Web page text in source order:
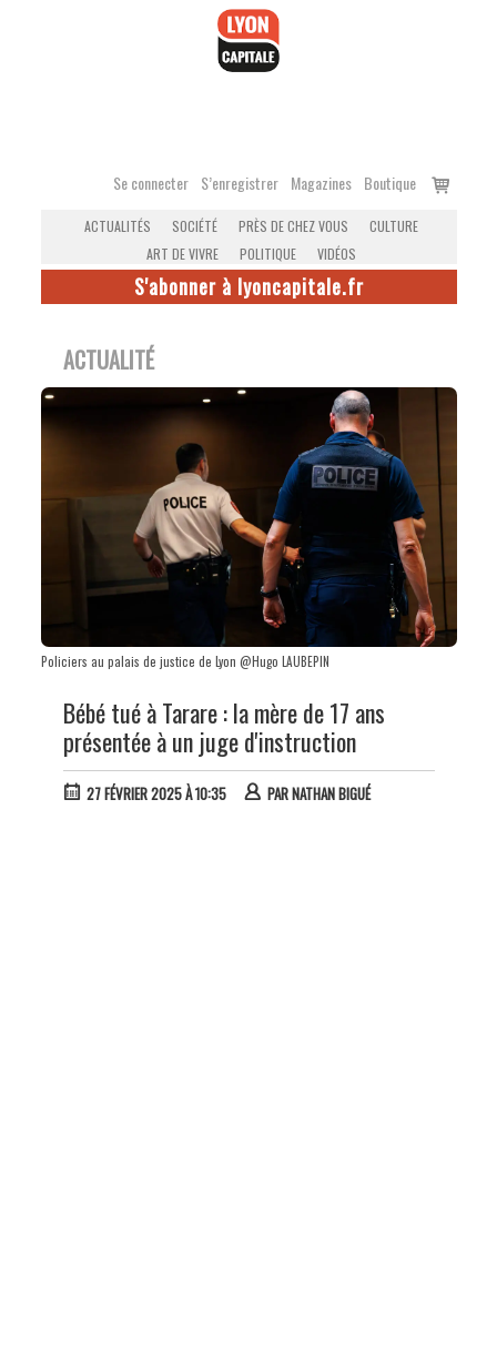
Se connecter S’enregistrer Magazines Boutique
Voir
ACTUALITÉS SOCIÉTÉ PRÈS DE CHEZ VOUS
CULTURE
ART DE VIVRE
POLITIQUE VIDÉOS
S'abonner à lyoncapitale.fr
ACTUALITÉ
Policiers au palais de justice de Lyon @Hugo LAUBEPIN
Bébé tué à Tarare : la mère de 17 ans
présentée à un juge d'instruction
27 FÉVRIER 2025 À 10:35 PARNATHAN BIGUÉ